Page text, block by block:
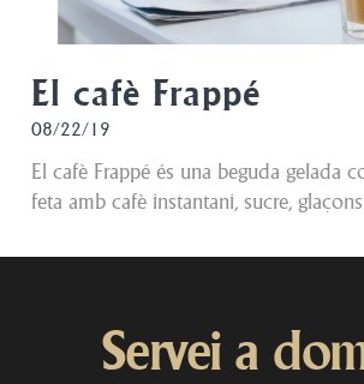
El cafè Frappé
08/22/19
El cafè Frappé és una beguda gelada
feta amb cafè instantani, sucre,
Servei a